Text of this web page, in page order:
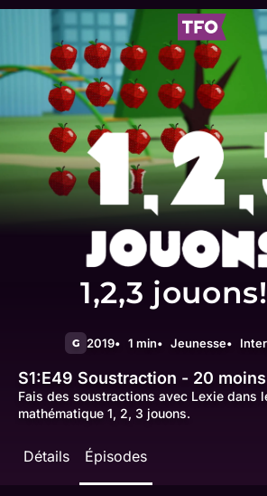
1,2,3 jouons!
G 2019 1 min Jeunesse
S1:E49 Soustraction - 20
Fais des soustractions avec Lexie dans
mathématique 1, 2, 3 jouons.
Détails Épisodes